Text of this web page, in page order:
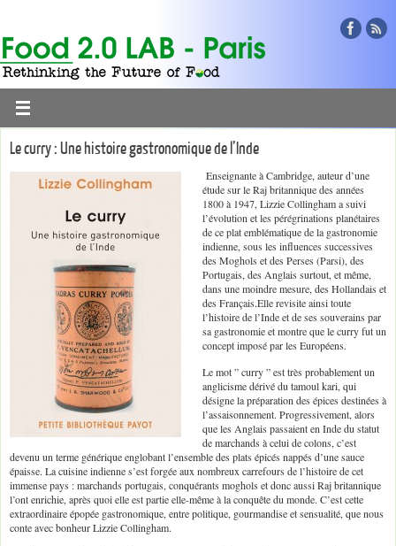
Le curry : Une histoire gastronomique de l’Inde
Enseignante à Cambridge, auteur d’une
étude sur le Raj britannique des années
1800 à 1947, Lizzie Collingham a suivi
l’évolution et les pérégrinations planétaires
de ce plat emblématique de la gastronomie
indienne, sous les influences successives
des Moghols et des Perses (Parsi), des
Portugais, des Anglais surtout, et même,
dans une moindre mesure, des Hollandais et
des Français.Elle revisite ainsi toute
l’histoire de l’Inde et de ses souverains par
sa gastronomie et montre que le curry fut un
concept imposé par les Européens.
Le mot ” curry ” est très probablement un
anglicisme dérivé du tamoul kari, qui
désigne la préparation des épices destinées à
l’assaisonnement. Progressivement, alors
que les Anglais passaient en Inde du statut
de marchands à celui de colons, c’est
devenu un terme générique englobant l’ensemble des plats épicés nappés d’une sauce
épaisse. La cuisine indienne s’est forgée aux nombreux carrefours de l’histoire de cet
immense pays : marchands portugais, conquérants moghols et donc aussi Raj britannique
l’ont enrichie, après quoi elle est partie elle-même à la conquête du monde. C’est cette
extraordinaire épopée gastronomique, entre politique, gourmandise et sensualité, que nous
conte avec bonheur Lizzie Collingham.